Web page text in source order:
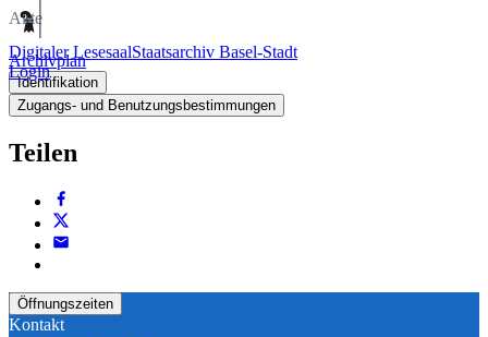
Digitaler LesesaalStaatsarchiv Basel-Stadt
Login
Akte
Archivplan
Identifikation
Zugangs- und Benutzungsbestimmungen
Teilen
Öffnungszeiten
Kontakt